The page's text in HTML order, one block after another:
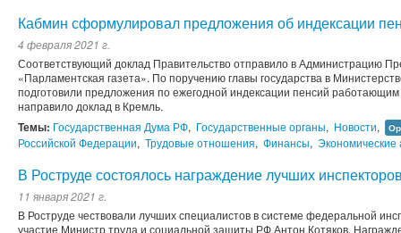
Кабмин сформулировал предложения об индексации
4 февраля 2021 г.
Соответствующий доклад Правительство отправило в Администрацию
«Парламентская газета». По поручению главы государства в
подготовили предложения по ежегодной индексации пенсий
направило доклад в Кремль.
Темы: Государственная Дума РФ, Государственные органы, Новости,
Российской Федерации, Трудовые отношения, Финансы, Экономические
В Роструде состоялось награждение лучших
11 января 2021 г.
В Роструде чествовали лучших специалистов в системе федеральной
участие Министр труда и социальной защиты РФ Антон Котяков.